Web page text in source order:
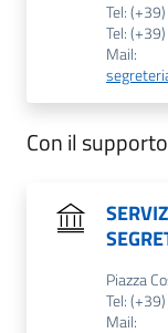
Tel:
Tel:
Mail:
Con il
Piazza
Tel:
Mail: